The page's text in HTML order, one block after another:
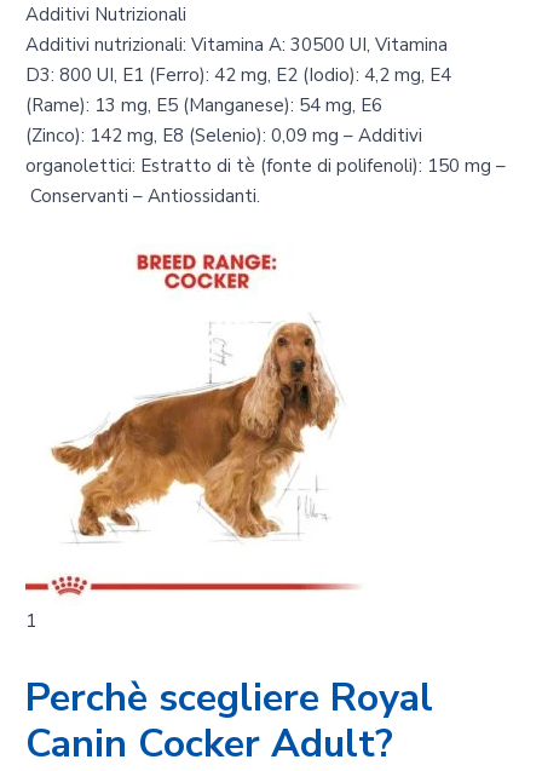
Additivi Nutrizionali
Additivi nutrizionali: Vitamina A: 30500 UI, Vitamina
D3: 800 UI, E1 (Ferro): 42 mg, E2 (Iodio): 4,2 mg, E4
(Rame): 13 mg, E5 (Manganese): 54 mg, E6
(Zinco): 142 mg, E8 (Selenio): 0,09 mg – Additivi
organolettici: Estratto di tè (fonte di polifenoli): 150 mg –
Conservanti – Antiossidanti.
1
Perchè scegliere Royal
Canin Cocker Adult?